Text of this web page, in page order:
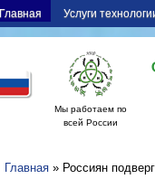
Главная Услуги
Мы работаем по
всей России
Главная » Россиян